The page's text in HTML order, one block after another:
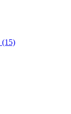
(15)